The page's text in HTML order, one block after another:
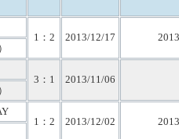
1：2
2013/12/17
3：1
2013/11/06
1：2
2013/12/02